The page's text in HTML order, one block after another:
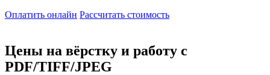
Оплатить онлайн Рассчитать стоимость
Цены на вёрстку и работу с
PDF/TIFF/JPEG